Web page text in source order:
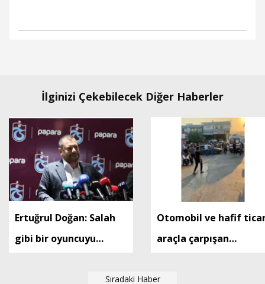
İlginizi Çekebilecek Diğer Haberler
Ertuğrul Doğan: Salah
gibi bir oyuncuyu
Otomobil ve hafif
araçla çarpışan
öldü; kaza anı
Sıradaki Haber